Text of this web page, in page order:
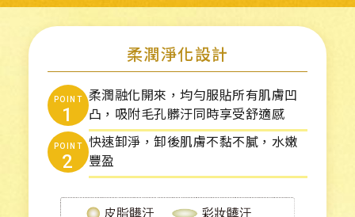
柔潤淨化設計
POINT
1
柔潤融化開來，均勻服貼所有肌膚凹
凸，吸附毛孔髒汙同時享受舒適感
POINT
2
快速卸淨，卸後肌膚不黏不膩， 水嫩
豐盈